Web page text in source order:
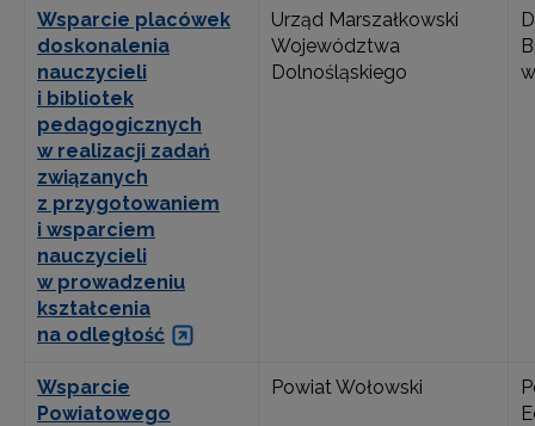
Wsparcie placówek
doskonalenia
nauczycieli
i bibliotek
pedagogicznych
w realizacji zadań
związanych
z przygotowaniem
i wsparciem
nauczycieli
w prowadzeniu
kształcenia
na odległość
Urząd Marszałkowski
Województwa
Dolnośląskiego
Wsparcie
Powiatowego
Powiat Wołowski